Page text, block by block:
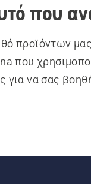
που
προϊόντων
που
για να σας